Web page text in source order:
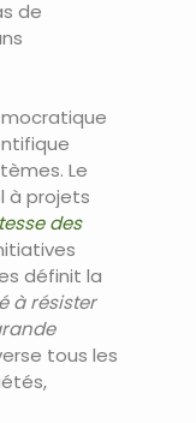
de
Le
à projets
des
définit la
à résister
tous les